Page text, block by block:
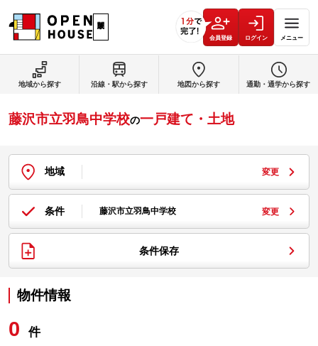
会員登録 ログイン メニュー
藤沢市立羽鳥中学校の一戸建て・土地
地域 変更
条件 藤沢市立羽鳥中学校 変更
条件保存
物件情報
0 件
地域から探す 沿線・駅から探す 地図から探す 通勤・通学から探す